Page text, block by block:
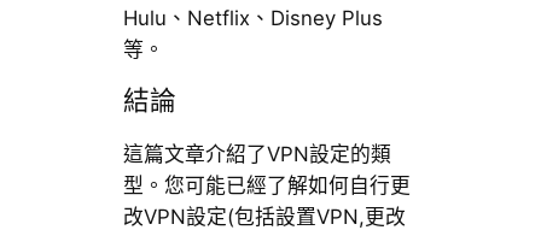
Hulu、Netflix、Disney Plus
等。
結論
這篇文章介紹了VPN設定的類
型。您可能已經了解如何自行更
改VPN設定(包括設置VPN,更改